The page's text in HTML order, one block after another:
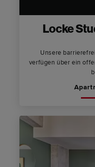
Locke
Unsere
verfügen über ein